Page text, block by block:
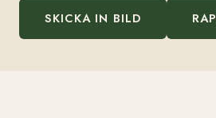
SKICKA IN BILD